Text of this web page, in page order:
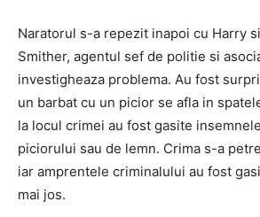
Naratorul s-a repezit inapoi cu Harry
Smither, agentul sef de politie si
investigheaza problema. Au fost
un barbat cu un picior se afla in
la locul crimei au fost gasite
piciorului sau de lemn. Crima s-a
iar amprentele criminalului au fost
mai jos.